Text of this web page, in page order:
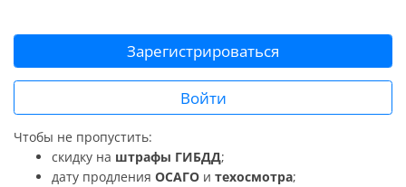
Зарегистрироваться
Войти
Чтобы не пропустить:
скидку на штрафы ГИБДД;
дату продления ОСАГО и техосмотра;